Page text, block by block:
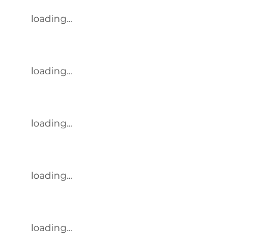
loading...
loading...
loading...
loading...
loading...